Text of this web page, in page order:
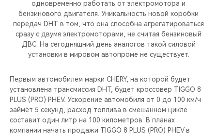
СЕДАНЫ
НОВИНКИ
CHERY CONNECT
ЛЮДИ CHERY
БЛАГОТВОРИТЕЛЬНОСТЬ
CHERY И СПОРТ
НАШИ МЕРОПРИЯТИЯ
одновременно работать от электромотора и
бензинового двигателя. Уникальность новой коробки
передач DHT в том, что она способна агрегатироваться
сразу с двумя электромоторами, не считая бензиновый
ДВС. На сегодняшний день аналогов такой силовой
установки в мировом автопроме не существует.
Первым автомобилем марки CHERY, на которой будет
установлена трансмиссия DHT, будет кроссовер TIGGO 8
PLUS (PRO) PHEV. Ускорение автомобиля от 0 до 100 км/ч
займёт 5 секунд, расход топлива в смешанном цикле
составит один литр на 100 километров. В планах
компании начать продажи TIGGO 8 PLUS (PRO) PHEV в